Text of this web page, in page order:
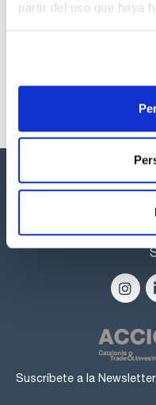
partir del uso que haya
CPAP833680
Suscríbete a la Newsletter